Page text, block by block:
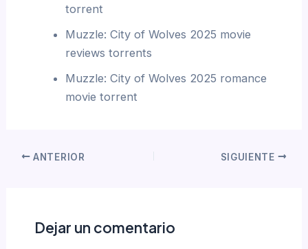
torrent
Muzzle: City of Wolves 2025 movie
reviews torrents
Muzzle: City of Wolves 2025 romance
movie torrent
ANTERIOR SIGUIENTE
Dejar un comentario